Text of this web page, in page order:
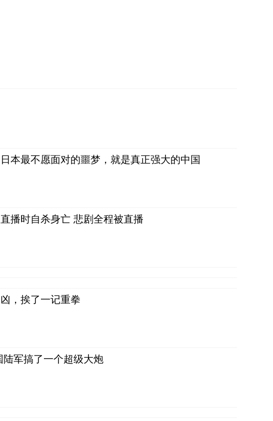
本最不愿面对的噩梦，就是真正强大的中国
播时自杀身亡 悲剧全程被直播
，挨了一记重拳
军搞了一个超级大炮